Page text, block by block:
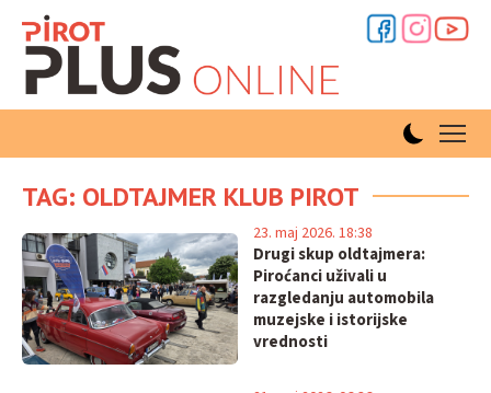
TAG: OLDTAJMER KLUB PIROT
Drugi skup oldtajmera:
Piroćanci uživali u
razgledanju automobila
muzejske i istorijske
vrednosti
23. maj 2026. 18:38